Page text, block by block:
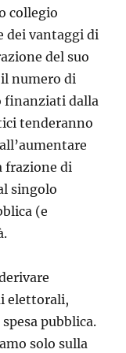
collegio
dei vantaggi di
del suo
il numero di
finanziati dalla
tenderanno
frazione di
singolo
(e
elettorali,
pubblica.
solo sulla